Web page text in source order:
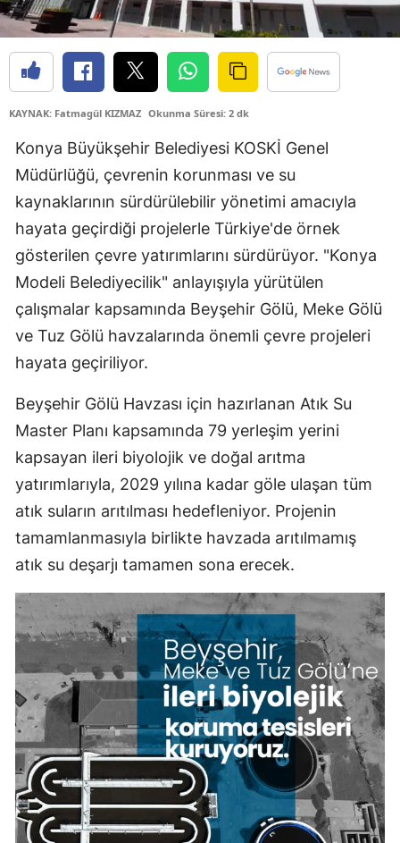
Diyarbakır
Edirne
Erzincan
Erzurum
Eskişehir
Gaziantep
Giresun
Gümüşhane
Isparta
Mersin
İstanbul
İzmir
Kars
Kastamonu
Kayseri
Kırklareli
Kırşehir
Kocaeli
Konya
Kütahya
KAYNAK: Fatmagül KIZMAZ Okunma Süresi: 2 dk
Konya Büyükşehir Belediyesi KOSKİ Genel
Müdürlüğü, çevrenin korunması ve su
kaynaklarının sürdürülebilir yönetimi amacıyla
hayata geçirdiği projelerle Türkiye'de örnek
gösterilen çevre yatırımlarını sürdürüyor. "Konya
Modeli Belediyecilik" anlayışıyla yürütülen
çalışmalar kapsamında Beyşehir Gölü, Meke Gölü
ve Tuz Gölü havzalarında önemli çevre projeleri
hayata geçiriliyor.
Beyşehir Gölü Havzası için hazırlanan Atık Su
Master Planı kapsamında 79 yerleşim yerini
kapsayan ileri biyolojik ve doğal arıtma
yatırımlarıyla, 2029 yılına kadar göle ulaşan tüm
atık suların arıtılması hedefleniyor. Projenin
tamamlanmasıyla birlikte havzada arıtılmamış
atık su deşarjı tamamen sona erecek.